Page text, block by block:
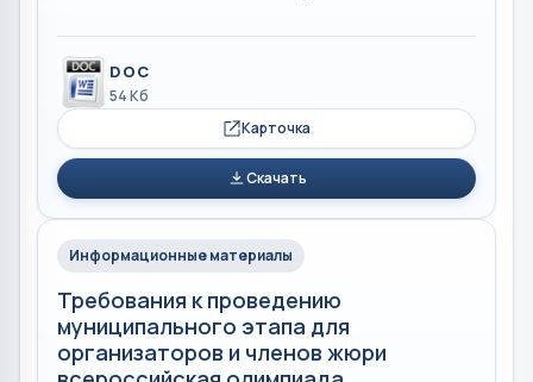
DOC
54 Кб
Карточка
Скачать
Информационные материалы
Требования к проведению
муниципального этапа для
организаторов и членов жюри